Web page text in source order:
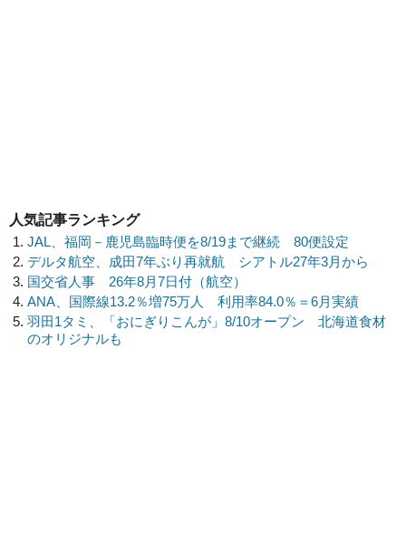
人気記事ランキング
JAL、福岡－鹿児島臨時便を8/19まで継続 80便設定
デルタ航空、成田7年ぶり再就航 シアトル27年3月から
国交省人事 26年8月7日付（航空）
ANA、国際線13.2％増75万人 利用率84.0％＝6月実績
羽田1タミ、「おにぎりこんが」8/10オープン 北海道食材
のオリジナルも